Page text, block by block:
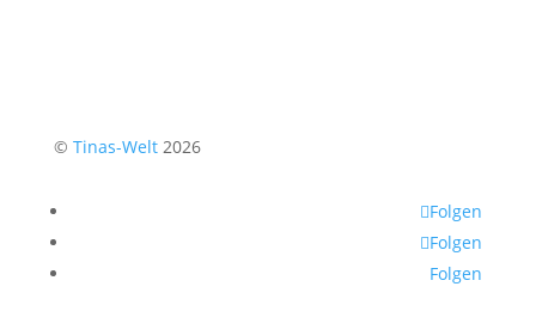
© Tinas-Welt2026
Folgen
Folgen
Folgen